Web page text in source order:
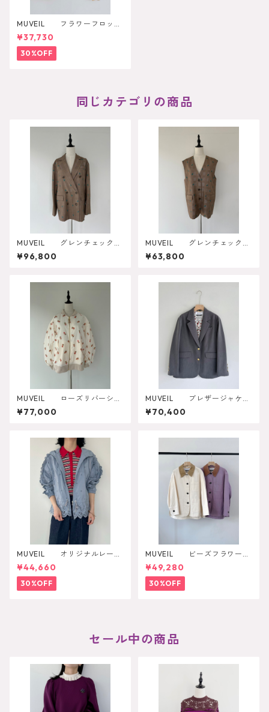
MUVEIL フラワーフロッキ
ープリントジップジャケット
¥37,730
30%OFF
同じカテゴリの商品
MUVEIL グレンチェックロ
ーズ刺繍ジャケット MA262F
JK002
¥96,800
MUVEIL グレンチェックロ
ーズベスト MA262FJK005
¥63,800
MUVEIL ローズリバーシブ
ルブルゾン MA262FJK00
1
¥77,000
MUVEIL ブレザージャケッ
ト
¥70,400
MUVEIL オリジナルレース
ジップブルゾン
¥44,660
30%OFF
MUVEIL ビーズフラワー刺
繍ジャケット
¥49,280
30%OFF
セール中の商品